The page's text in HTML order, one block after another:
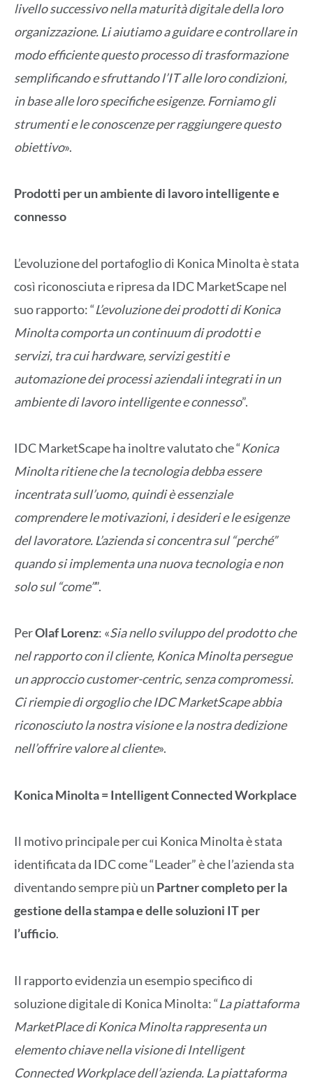
livello successivo nella maturità digitale della loro
organizzazione. Li aiutiamo a guidare e controllare in
modo efficiente questo processo di trasformazione
semplificando e sfruttando l’IT alle loro condizioni,
in base alle loro specifiche esigenze. Forniamo gli
strumenti e le conoscenze per raggiungere questo
obiettivo».
Prodotti per un ambiente di lavoro intelligente e
connesso
L’evoluzione del portafoglio di Konica Minolta è stata
così riconosciuta e ripresa da IDC MarketScape nel
suo rapporto: “L’evoluzione dei prodotti di Konica
Minolta comporta un continuum di prodotti e
servizi, tra cui hardware, servizi gestiti e
automazione dei processi aziendali integrati in un
ambiente di lavoro intelligente e connesso”.
IDC MarketScape ha inoltre valutato che “Konica
Minolta ritiene che la tecnologia debba essere
incentrata sull’uomo, quindi è essenziale
comprendere le motivazioni, i desideri e le esigenze
del lavoratore. L’azienda si concentra sul “perché”
quando si implementa una nuova tecnologia e non
solo sul “come””.
PerOlaf Lorenz: «Sia nello sviluppo del prodotto che
nel rapporto con il cliente, Konica Minolta persegue
un approccio customer-centric, senza compromessi.
Ci riempie di orgoglio che IDC MarketScape abbia
riconosciuto la nostra visione e la nostra dedizione
nell’offrire valore al cliente».
Konica Minolta = Intelligent Connected Workplace
Il motivo principale per cui Konica Minolta è stata
identificata da IDC come “Leader” è che l’azienda sta
diventando sempre più un Partner completo per la
gestione della stampa e delle soluzioni IT per
l’ufficio.
Il rapporto evidenzia un esempio specifico di
soluzione digitale di Konica Minolta: “La piattaforma
MarketPlace di Konica Minolta rappresenta un
elemento chiave nella visione di Intelligent
Connected Workplace dell’azienda. La piattaforma